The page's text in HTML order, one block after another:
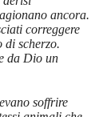
ancora.
correggere
di scherzo.
da Dio un
soffrire